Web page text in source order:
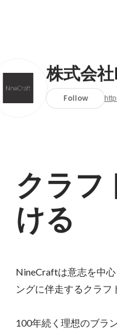
株式会
Follow
クラフ
ける
NineCraftは意志を中
ングに伴走するクラフ
100年続く理想のブラ